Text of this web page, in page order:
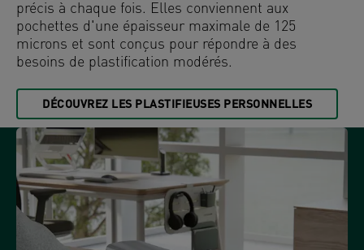
précis à chaque fois. Elles conviennent aux
pochettes d'une épaisseur maximale de 125
microns et sont conçus pour répondre à des
besoins de plastification modérés.
DÉCOUVREZ LES PLASTIFIEUSES PERSONNELLES